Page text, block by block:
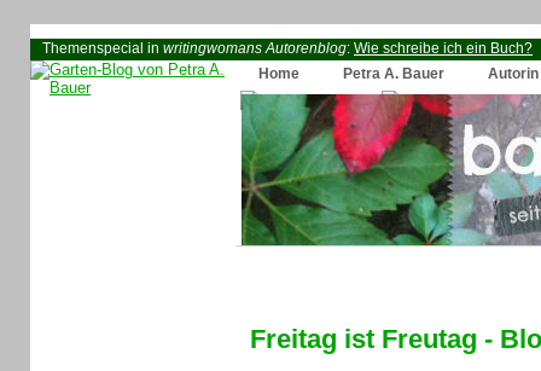
Themenspecial in writingwomans Autorenblog: Wie schreibe ich ein Buch?
Home
Petra A. Bauer Autorin
Freitag ist Freutag -